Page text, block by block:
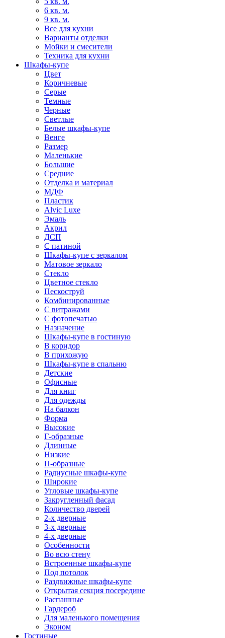
6 кв. м.
9 кв. м.
Все для кухни
Варианты отделки
Мойки и смесители
Техника для кухни
Шкафы-купе
Цвет
Коричневые
Серые
Темные
Черные
Светлые
Белые шкафы-купе
Венге
Размер
Маленькие
Большие
Средние
Отделка и материал
МДФ
Пластик
Alvic Luxe
Эмаль
Акрил
ДСП
С патиной
Шкафы-купе с зеркалом
Матовое зеркало
Стекло
Цветное стекло
Пескоструй
Комбинированные
С витражами
С фотопечатью
Назначение
Шкафы-купе в гостиную
В коридор
В прихожую
Шкафы-купе в спальню
Детские
Офисные
Для книг
Для одежды
На балкон
Форма
Высокие
Г-образные
Длинные
Низкие
П-образные
Радиусные шкафы-купе
Широкие
Угловые шкафы-купе
Закругленный фасад
Количество дверей
2-х дверные
3-х дверные
4-х дверные
Особенности
Во всю стену
Встроенные шкафы-купе
Под потолок
Раздвижные шкафы-купе
Открытая секция посередине
Распашные
Гардероб
Для маленького помещения
Эконом
Гостиные